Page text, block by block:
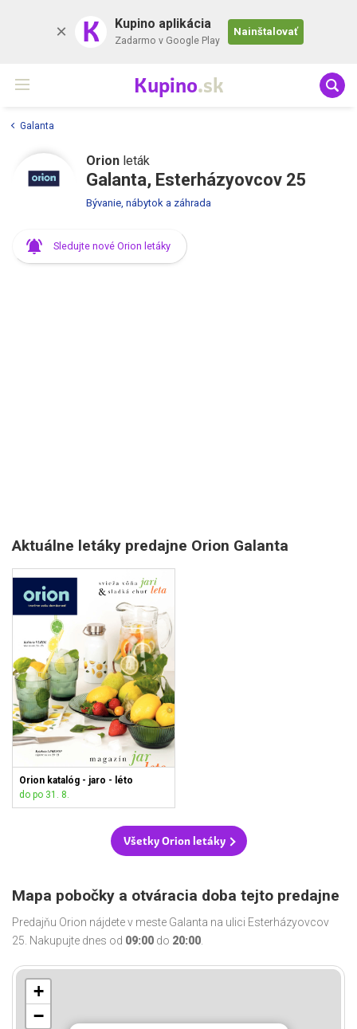
K Kupino aplikácia
Zadarmo v Google Play
Nainštalovať
Kupino.sk
Galanta
Orion leták
Galanta, Esterházyovcov 25
Bývanie, nábytok a záhrada
Sledujte nové Orion letáky
Aktuálne letáky predajne Orion Galanta
Orion katalóg - jaro - léto
do po 31. 8.
Všetky Orion letáky
Mapa pobočky a otváracia doba tejto predajne
Predajňu Orion nájdete v meste Galanta na ulici Esterházyovcov
25. Nakupujte dnes od 09:00 do 20:00
+
−